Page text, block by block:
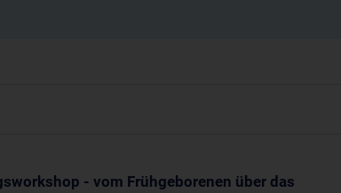
- vom Frühgeborenen über das